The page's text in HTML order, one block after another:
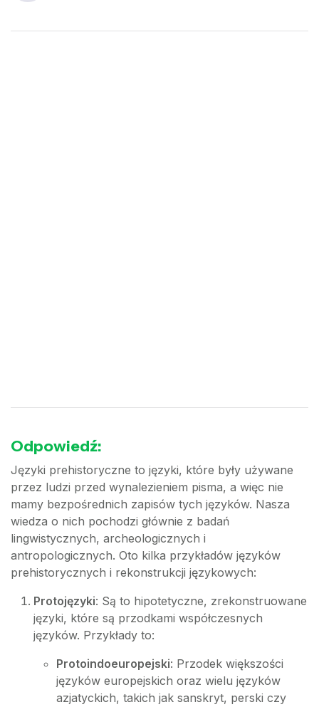
Odpowiedź:
Języki prehistoryczne to języki, które były używane
przez ludzi przed wynalezieniem pisma, a więc nie
mamy bezpośrednich zapisów tych języków. Nasza
wiedza o nich pochodzi głównie z badań
lingwistycznych, archeologicznych i
antropologicznych. Oto kilka przykładów języków
prehistorycznych i rekonstrukcji językowych:
Protojęzyki: Są to hipotetyczne, zrekonstruowane
języki, które są przodkami współczesnych
języków. Przykłady to:
Protoindoeuropejski: Przodek większości
języków europejskich oraz wielu języków
azjatyckich, takich jak sanskryt, perski czy